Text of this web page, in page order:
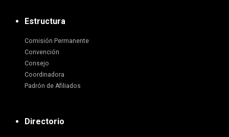
Estructura
Comisión Permanente
Convención
Consejo
Coordinadora
Padrón de Afiliados
Directorio